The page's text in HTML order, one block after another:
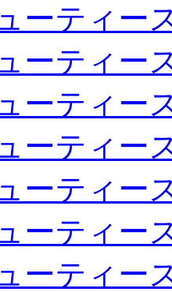
ーティー
ーティー
ーティー
ーティー
ーティー
ーティー
ーティー